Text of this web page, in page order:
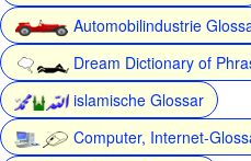
Automobilindustrie
Dream Dictionary of
islamische Glossar
Computer, Internet-